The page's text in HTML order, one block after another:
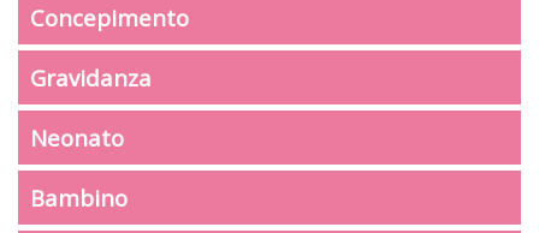
Concepimento
Gravidanza
Neonato
Bambino